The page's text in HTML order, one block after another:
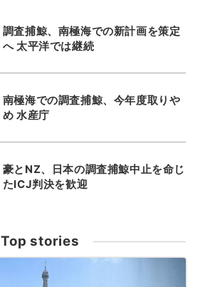
調査捕鯨、南極海での新計画を策定
へ 太平洋では継続
南極海での調査捕鯨、今年度取りや
め 水産庁
豪とNZ、日本の調査捕鯨中止を命じ
たICJ判決を歓迎
Top stories